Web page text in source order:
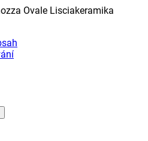
Ovale Lisciakeramika